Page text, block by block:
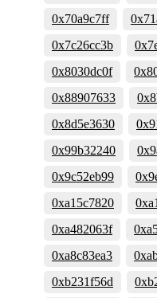
0x70a9c7ff
0x7c26cc3b
0x8030dc0f
0x88907633
0x8d5e3630
0x99b32240
0x9c52eb99
0xa15c7820
0xa482063f
0xa8c83ea3
0xb231f56d